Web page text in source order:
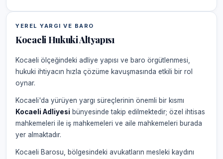
YEREL YARGI VE BARO
Kocaeli Hukuki Altyapısı
Kocaeli ölçeğindeki adliye yapısı ve baro örgütlenmesi,
hukuki ihtiyacın hızla çözüme kavuşmasında etkili bir rol
oynar.
Kocaeli'da yürüyen yargı süreçlerinin önemli bir kısmı
Kocaeli Adliyesi bünyesinde takip edilmektedir; özel ihtisas
mahkemeleri ile iş mahkemeleri ve aile mahkemeleri burada
yer almaktadır.
Kocaeli Barosu, bölgesindeki avukatların mesleki kaydını